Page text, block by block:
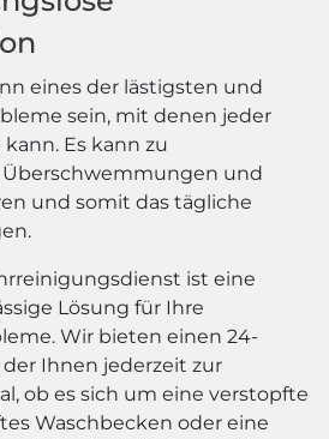
eines der lästigsten und
sein, mit denen jeder
Es kann zu
und
und somit das tägliche
ist eine
Lösung für Ihre
Wir bieten einen 24-
Ihnen jederzeit zur
ob es sich um eine verstopfte
Waschbecken oder eine